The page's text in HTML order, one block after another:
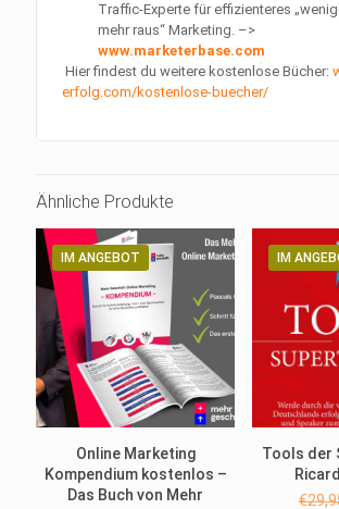
Traffic-Experte für effizienteres
mehr raus“ Marketing. –>
www.marketerbase.com
Hier findest du weitere kostenlose Bücher:
erfolg.com/kostenlose-buecher/
Ähnliche Produkte
IM ANGEBOT
Online Marketing
Kompendium kostenlos –
Das Buch von Mehr
IM
Tools der
€